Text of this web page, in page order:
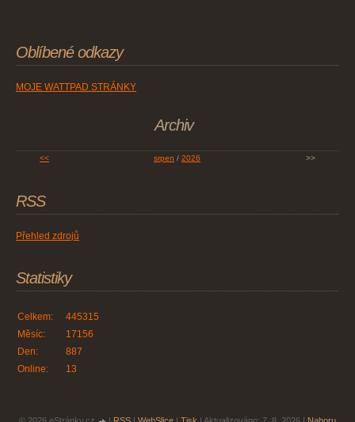
Oblíbené odkazy
MOJE WATTPAD STRÁNKY
Archiv
<< srpen / 2026 >>
RSS
Přehled zdrojů
Statistiky
Online: 13
Celkem:
445315
Měsíc:
17156
Den:
887